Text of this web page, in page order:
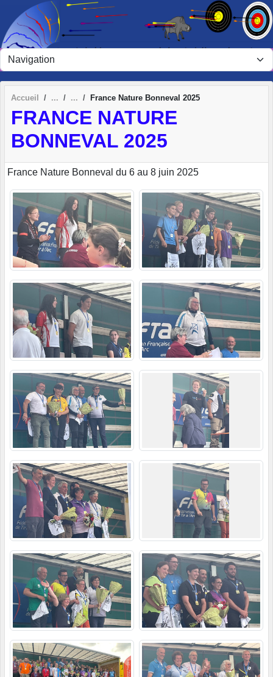
Accueil France Nature Bonneval 2025
FRANCE NATURE
BONNEVAL 2025
France Nature Bonneval du 6 au 8 juin 2025
Panneau de gestion des cookies